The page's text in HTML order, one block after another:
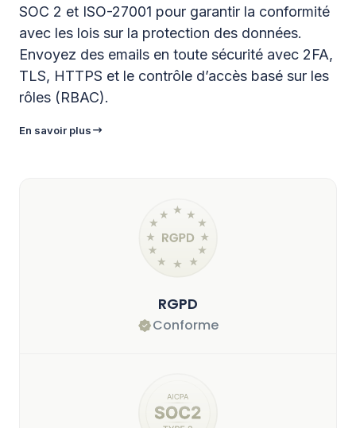
SOC 2 et ISO-27001 pour garantir la conformité
avec les lois sur la protection des données.
Envoyez des emails en toute sécurité avec 2FA,
TLS, HTTPS et le contrôle d’accès basé sur les
rôles (RBAC).
En savoir plus
RGPD
Conforme